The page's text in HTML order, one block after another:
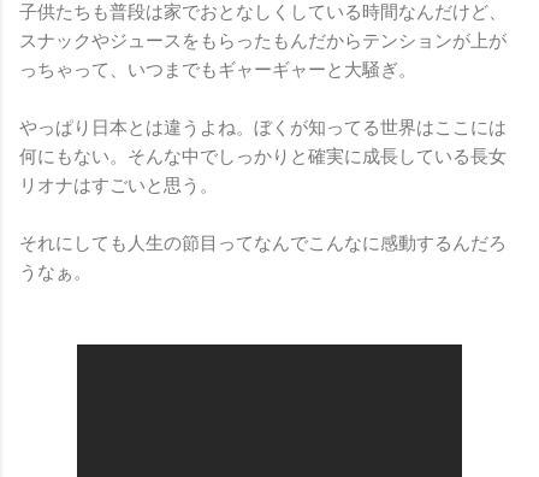
子供たちも普段は家でおとなしくしている時間なんだけど、
スナックやジュースをもらったもんだからテンションが上が
っちゃって、いつまでもギャーギャーと大騒ぎ。
やっぱり日本とは違うよね。ぼくが知ってる世界はここには
何にもない。そんな中でしっかりと確実に成長している長女
リオナはすごいと思う。
それにしても人生の節目ってなんでこんなに感動するんだろ
うなぁ。